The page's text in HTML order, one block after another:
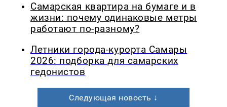
Самарская квартира на бумаге и в
жизни: почему одинаковые метры
работают по-разному?
Летники города-курорта Самары
2026: подборка для самарских
гедонистов
Следующая новость ↓